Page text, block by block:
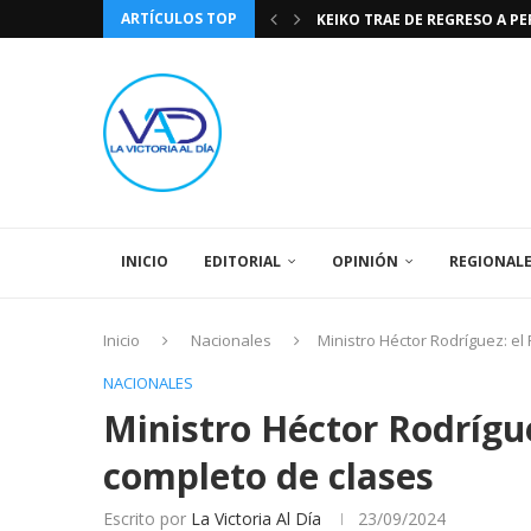
ARTÍCULOS TOP
KEIKO TRAE DE REGRESO A
INICIO EDITORIAL OPINIÓN
Inicio Nacionales
Ministro Héctor Rodríguez:
NACIONALES
Ministro Héctor
completo de clases
Escrito por La Victoria Al Día 23/09/2024